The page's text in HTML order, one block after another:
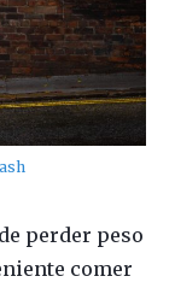
perder peso
comer